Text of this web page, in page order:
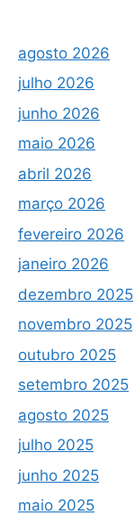
agosto 2026
julho 2026
junho 2026
maio 2026
abril 2026
março 2026
fevereiro 2026
janeiro 2026
dezembro 2025
novembro 2025
outubro 2025
setembro 2025
agosto 2025
julho 2025
junho 2025
maio 2025